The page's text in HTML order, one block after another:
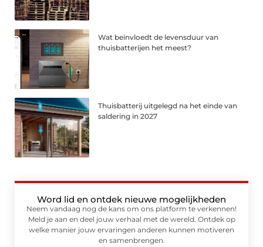
Wat beïnvloedt de levensduur van
thuisbatterijen het meest?
Thuisbatterij uitgelegd na het einde van
saldering in 2027
Word lid en ontdek nieuwe mogelijkheden
Neem vandaag nog de kans om ons platform te verkennen!
Meld je aan en deel jouw verhaal met de wereld. Ontdek op
welke manier jouw ervaringen anderen kunnen motiveren
en samenbrengen.